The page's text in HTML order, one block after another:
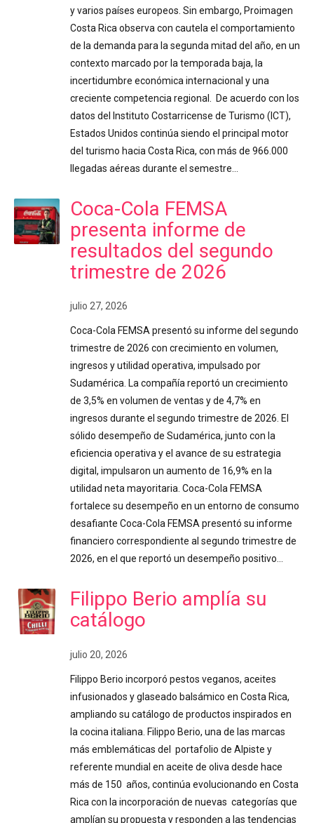
y varios países europeos. Sin embargo, Proimagen
Costa Rica observa con cautela el comportamiento
de la demanda para la segunda mitad del año, en un
contexto marcado por la temporada baja, la
incertidumbre económica internacional y una
creciente competencia regional. De acuerdo con los
datos del Instituto Costarricense de Turismo (ICT),
Estados Unidos continúa siendo el principal motor
del turismo hacia Costa Rica, con más de 966.000
llegadas aéreas durante el semestre…
Coca-Cola FEMSA
presenta informe de
resultados del segundo
trimestre de 2026
julio 27, 2026
Coca-Cola FEMSA presentó su informe del segundo
trimestre de 2026 con crecimiento en volumen,
ingresos y utilidad operativa, impulsado por
Sudamérica. La compañía reportó un crecimiento
de 3,5% en volumen de ventas y de 4,7% en
ingresos durante el segundo trimestre de 2026. El
sólido desempeño de Sudamérica, junto con la
eficiencia operativa y el avance de su estrategia
digital, impulsaron un aumento de 16,9% en la
utilidad neta mayoritaria. Coca-Cola FEMSA
fortalece su desempeño en un entorno de consumo
desafiante Coca-Cola FEMSA presentó su informe
financiero correspondiente al segundo trimestre de
2026, en el que reportó un desempeño positivo…
Filippo Berio amplía su
catálogo
julio 20, 2026
Filippo Berio incorporó pestos veganos, aceites
infusionados y glaseado balsámico en Costa Rica,
ampliando su catálogo de productos inspirados en
la cocina italiana. Filippo Berio, una de las marcas
más emblemáticas del portafolio de Alpiste y
referente mundial en aceite de oliva desde hace
más de 150 años, continúa evolucionando en Costa
Rica con la incorporación de nuevas categorías que
amplían su propuesta y responden a las tendencias